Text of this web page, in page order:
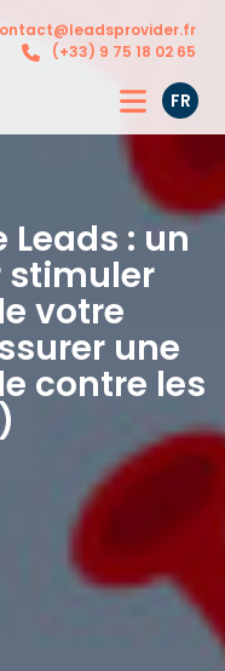
(+33) 9 75 18 02 65
Nos
solutions
FR
: un
stimuler
votre
une
contre les